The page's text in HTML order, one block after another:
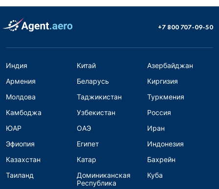
+7 800 707-09-50
Индия Китай
Азербайджан
Армения
Беларусь
Киргизия
Молдова
Таджикистан
Туркмения
Камбоджа
Узбекистан
Россия
ЮАР
ОАЭ
Иран
Эфиопия
Египет
Индонезия
Казахстан
Катар
Бахрейн
Таиланд
Доминиканская
Республика
Куба